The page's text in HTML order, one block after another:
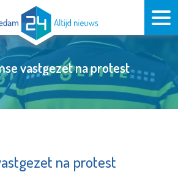
vastgezet na protest
na protest